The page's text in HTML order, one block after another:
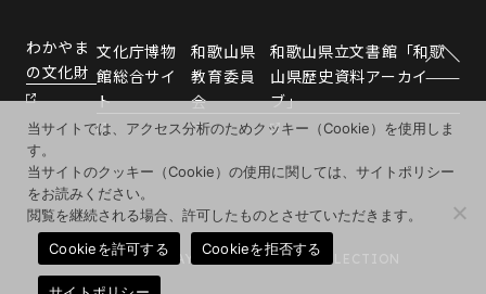
わかやま
の文化財
文化庁博物
館総合サイ
ト
和歌山県
教育委員
会
和歌山県立文書館「和歌
山県歴史資料アーカイ
ブ」
© 2026 WAKAYAMA MUSEUMS COLLECTION
当サイトでは、アクセス分析のためクッキー（Cookie）を使用しま
す。
当サイトのクッキー（Cookie）の使用に関しては、サイトポリシー
をお読みください。
閲覧を継続される場合、許可したものとさせていただきます。
Cookieを許可する
Cookieを拒否する